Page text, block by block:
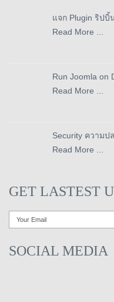
แจก Plugin ริปบิ้
Read More ...
Run Joomla on
Read More ...
Security ความป
Read More ...
GET LASTEST
SOCIAL MEDIA